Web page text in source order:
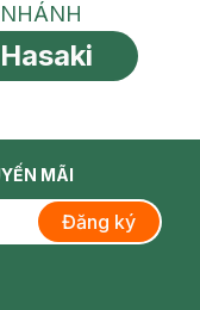
chi nhánh
MÃI
Đăng ký